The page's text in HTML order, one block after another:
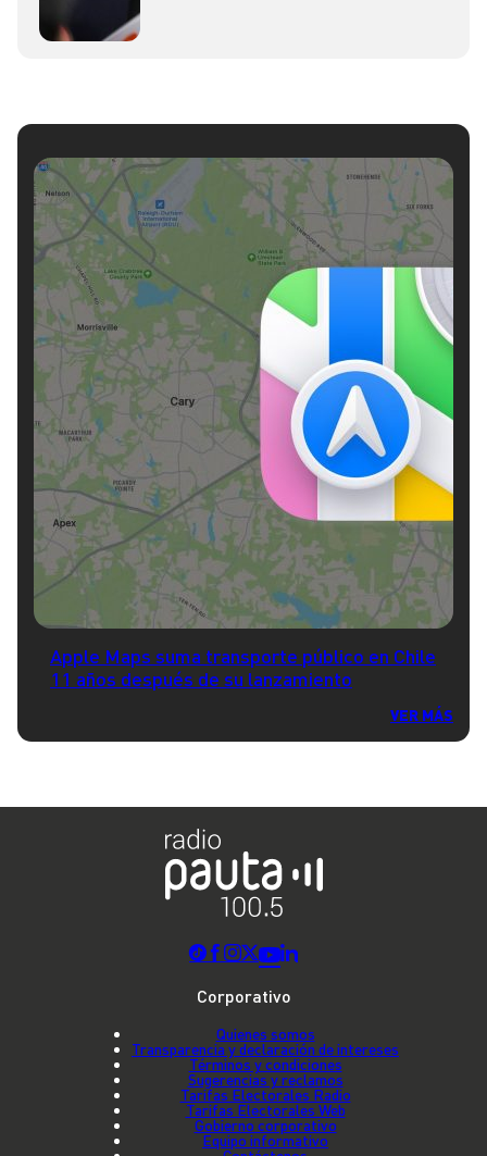
Apple Maps suma transporte público en Chile
11 años después de su lanzamiento
VER MÁS
Corporativo
Quienes somos
Transparencia y declaración de intereses
Términos y condiciones
Sugerencias y reclamos
Tarifas Electorales Radio
Tarifas Electorales Web
Gobierno corporativo
Equipo informativo